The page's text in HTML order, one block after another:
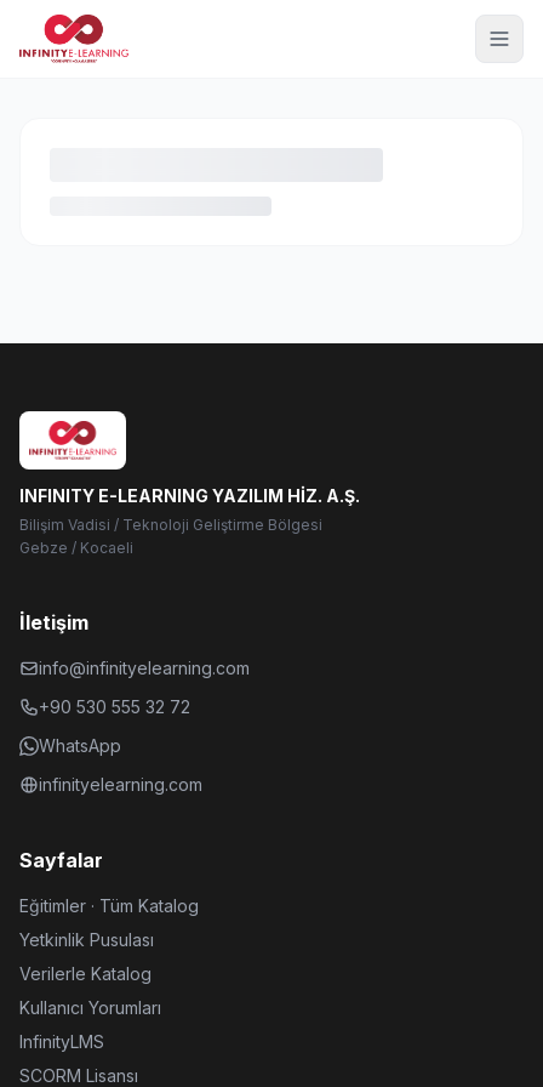
INFINITY E-LEARNING YAZILIM HİZ. A.Ş.
Bilişim Vadisi / Teknoloji Geliştirme Bölgesi
Gebze / Kocaeli
İletişim
info@infinityelearning.com
+90 530 555 32 72
WhatsApp
infinityelearning.com
Sayfalar
Eğitimler · Tüm Katalog
Yetkinlik Pusulası
Verilerle Katalog
Kullanıcı Yorumları
InfinityLMS
SCORM Lisansı